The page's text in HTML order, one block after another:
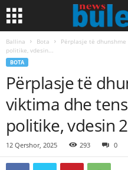
Ballina Bota
Përplasje të
politike, vdesin...
BOTA
Përplasje të
viktima dhe
politike, vdesin
12 Qershor, 2025 293 0